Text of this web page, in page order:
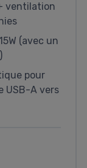
ventilation
(avec un
pour
USB-A vers